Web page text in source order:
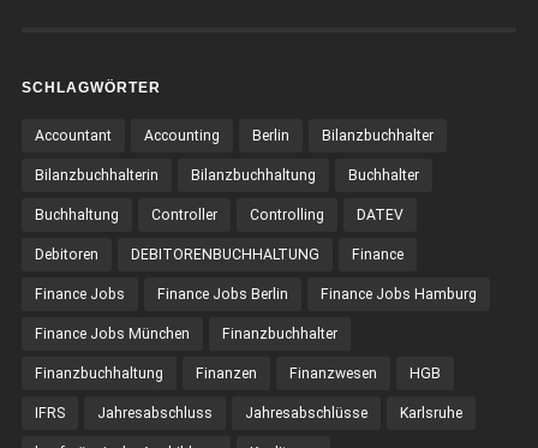
SCHLAGWÖRTER
Accountant Accounting Berlin Bilanzbuchhalter
Bilanzbuchhalterin Bilanzbuchhaltung Buchhalter
Buchhaltung Controller Controlling DATEV
Debitoren DEBITORENBUCHHALTUNG Finance
Finance Jobs Finance Jobs Berlin Finance Jobs Hamburg
Finance Jobs München Finanzbuchhalter
Finanzbuchhaltung Finanzen Finanzwesen HGB
IFRS Jahresabschluss Jahresabschlüsse Karlsruhe